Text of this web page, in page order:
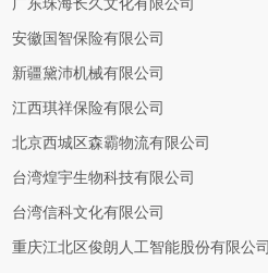
广东珠海长久文化有限公司
安徽国智保险有限公司
新疆黛沛机械有限公司
江西琪祥保险有限公司
北京西城区森霸物流有限公司
台湾煌宇生物科技有限公司
台湾信科文化有限公司
重庆江北区俊朗人工智能股份有限公司